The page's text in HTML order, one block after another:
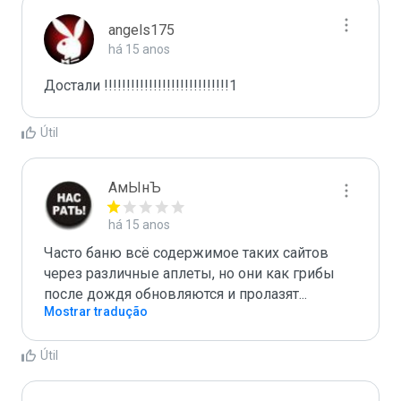
angels175
há 15 anos
Достали !!!!!!!!!!!!!!!!!!!!!!!!!!!!1
Útil
АмЫнЪ
há 15 anos
Часто баню всё содержимое таких сайтов
через различные аплеты, но они как грибы
после дождя обновляются и пролазят...
Mostrar tradução
Útil